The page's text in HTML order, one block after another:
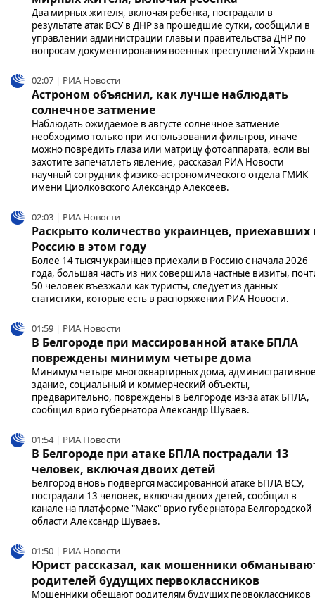
Два мирных жителя, включая ребенка, пострадали в
результате атак ВСУ в ДНР за прошедшие сутки, сообщили в
управлении администрации главы и правительства ДНР по
вопросам документирования военных преступлений
02:07 | РИА Новости
Астроном объяснил, как лучше наблюдать
солнечное затмение
Наблюдать ожидаемое в августе солнечное затмение
необходимо только при использовании фильтров, иначе
можно повредить глаза или матрицу фотоаппарата, если вы
захотите запечатлеть явление, рассказал РИА Новости
научный сотрудник физико-астрономического отдела ГМИК
имени Циолковского Александр Алексеев.
02:03 | РИА Новости
Раскрыто количество украинцев, приехавших
Россию в этом году
Более 14 тысяч украинцев приехали в Россию с начала 2026
года, большая часть из них совершила частные визиты,
50 человек въезжали как туристы, следует из данных
статистики, которые есть в распоряжении РИА Новости.
01:59 | РИА Новости
В Белгороде при массированной атаке БПЛА
повреждены минимум четыре дома
Минимум четыре многоквартирных дома,
здание, социальный и коммерческий объекты,
предварительно, повреждены в Белгороде из-за атак БПЛА,
сообщил врио губернатора Александр Шуваев.
01:54 | РИА Новости
В Белгороде при атаке БПЛА пострадали 13
человек, включая двоих детей
Белгород вновь подвергся массированной атаке БПЛА ВСУ,
пострадали 13 человек, включая двоих детей, сообщил в
канале на платформе "Макс" врио губернатора Белгородской
области Александр Шуваев.
01:50 | РИА Новости
Юрист рассказал, как мошенники
родителей будущих первоклассников
Мошенники обещают родителям будущих первоклассников